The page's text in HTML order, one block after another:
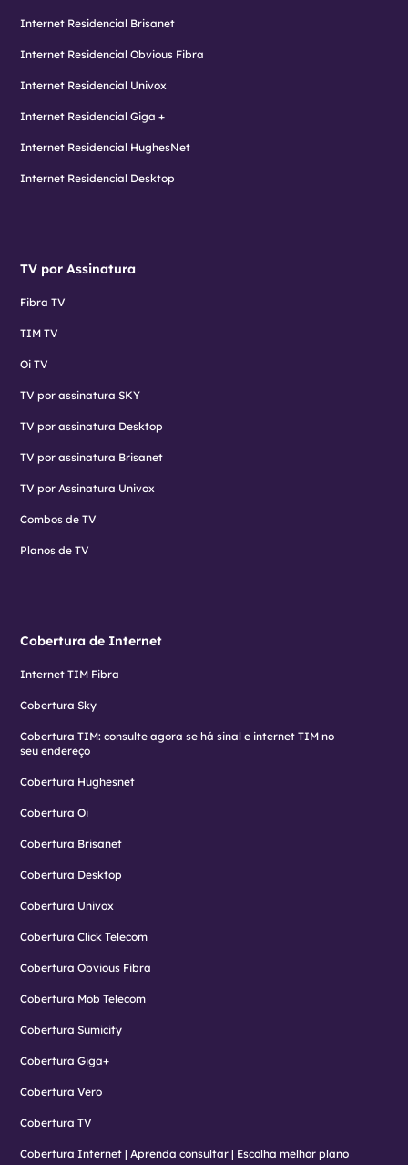
Internet Residencial Brisanet
Internet Residencial Obvious Fibra
Internet Residencial Univox
Internet Residencial Giga +
Internet Residencial HughesNet
Internet Residencial Desktop
TV por Assinatura
Fibra TV
TIM TV
Oi TV
TV por assinatura SKY
TV por assinatura Desktop
TV por assinatura Brisanet
TV por Assinatura Univox
Combos de TV
Planos de TV
Cobertura de Internet
Internet TIM Fibra
Cobertura Sky
Cobertura TIM: consulte agora se há sinal e internet TIM no
seu endereço
Cobertura Hughesnet
Cobertura Oi
Cobertura Brisanet
Cobertura Desktop
Cobertura Univox
Cobertura Click Telecom
Cobertura Obvious Fibra
Cobertura Mob Telecom
Cobertura Sumicity
Cobertura Giga+
Cobertura Vero
Cobertura TV
Cobertura Internet | Aprenda consultar | Escolha melhor plano